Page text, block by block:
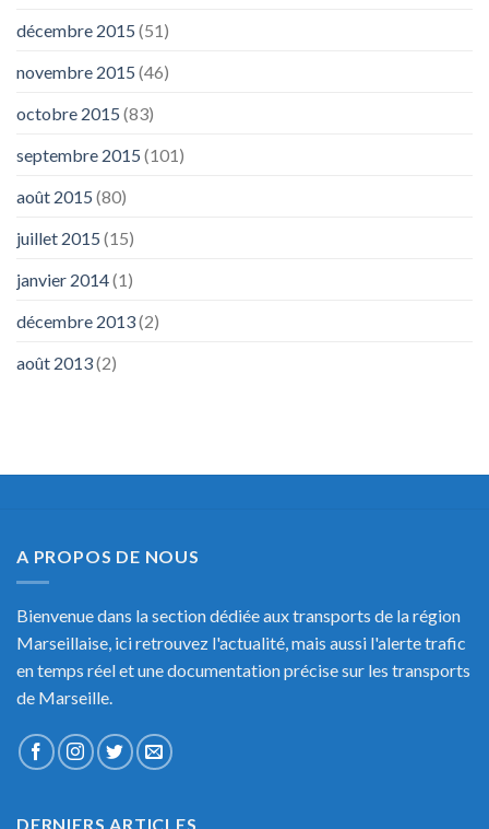
décembre 2015 (51)
novembre 2015 (46)
octobre 2015 (83)
septembre 2015 (101)
août 2015 (80)
juillet 2015 (15)
janvier 2014(1)
décembre 2013(2)
août 2013(2)
A PROPOS DE NOUS
Bienvenue dans la section dédiée aux transports de la région
Marseillaise, ici retrouvez l'actualité, mais aussi l'alerte trafic
en temps réel et une documentation précise sur les transports
de Marseille.
DERNIERS ARTICLES